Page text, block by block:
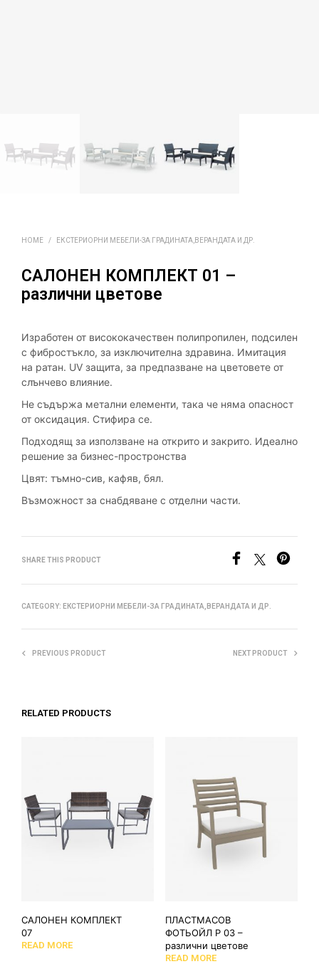
HOME / ЕКСТЕРИОРНИ МЕБЕЛИ-ЗА ГРАДИНАТА,ВЕРАНДАТА И ДР.
САЛОНЕН КОМПЛЕКТ 01 –
различни цветове
Изработен от висококачествен полипропилен, подсилен
с фибростъкло, за изключителна здравина. Имитация
на ратан. UV защита, за предпазване на цветовете от
слънчево влияние.
Не съдържа метални елементи, така че няма опасност
от оксидация. Стифира се.
Подходящ за използване на открито и закрито. Идеално
решение за бизнес-простронства
Цвят: тъмно-сив, кафяв, бял.
Възможност за снабдяване с отделни части.
SHARE THIS PRODUCT
CATEGORY: ЕКСТЕРИОРНИ МЕБЕЛИ-ЗА ГРАДИНАТА,ВЕРАНДАТА И ДР.
PREVIOUS PRODUCT NEXT PRODUCT
RELATED PRODUCTS
САЛОНЕН КОМПЛЕКТ
07
READ MORE
ПЛАСТМАСОВ
ФОТЬОЙЛ Р 03 –
различни цветове
READ MORE